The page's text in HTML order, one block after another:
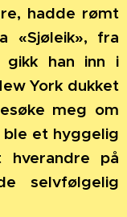
hadde rømt
«Sjøleik», fra
gikk han inn i
York dukket
meg om
ble et hyggelig
hverandre på
selvfølgelig